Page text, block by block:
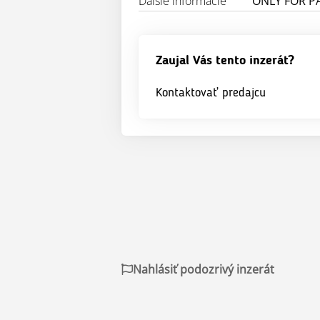
Zaujal Vás tento inzerát?
Kontaktovať predajcu
Nahlásiť podozrivý inzerát